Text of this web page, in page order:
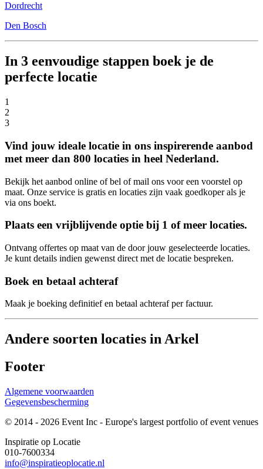
Dordrecht
Den Bosch
In 3 eenvoudige stappen boek je de
perfecte locatie
1
2
3
Vind jouw ideale locatie in ons inspirerende aanbod
met meer dan 800 locaties in heel Nederland.
Bekijk het aanbod online of bel of mail ons voor een voorstel op
maat. Onze service is gratis en locaties zijn vaak goedkoper als je
via ons boekt.
Plaats een vrijblijvende optie bij 1 of meer locaties.
Ontvang offertes op maat van de door jouw geselecteerde locaties.
Je kunt details indien gewenst direct met de locatie bespreken.
Boek en betaal achteraf
Maak je boeking definitief en betaal achteraf per factuur.
Andere soorten locaties in Arkel
Footer
Algemene voorwaarden
Gegevensbescherming
© 2014 - 2026 Event Inc - Europe's largest portfolio of event venues
Inspiratie op Locatie
010-7600334
info@inspiratieoplocatie.nl